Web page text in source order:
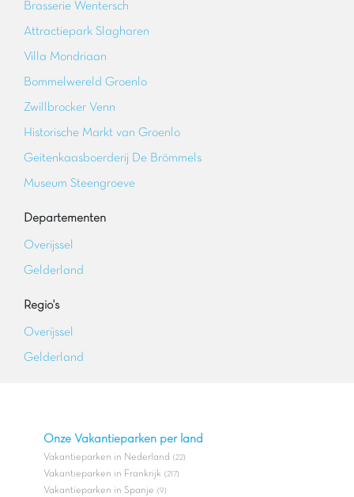
Brasserie Wentersch
Attractiepark Slagharen
Villa Mondriaan
Bommelwereld Groenlo
Zwillbrocker Venn
Historische Markt van Groenlo
Geitenkaasboerderij De Brömmels
Museum Steengroeve
Departementen
Overijssel
Gelderland
Regio's
Overijssel
Gelderland
Onze Vakantieparken per land
Vakantieparken in Nederland (22)
Vakantieparken in Frankrijk (217)
Vakantieparken in Spanje (9)